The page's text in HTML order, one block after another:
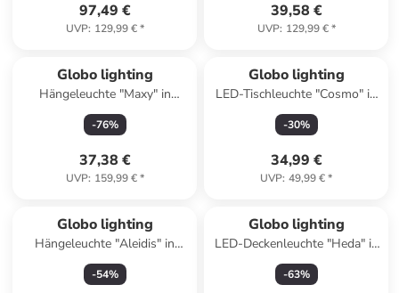
97,49 €
UVP: 129,99 €*
39,58 €
UVP: 129,99 €*
Globo lighting
Hängeleuchte "Maxy" in
Silber/ Schwarz - Ø 29 cm
-76%
37,38 €
UVP: 159,99 €*
Globo lighting
LED-Tischleuchte "Cosmo" in
Silber - (B)12 x (H)22,5 x
(T)11 cm
-30%
34,99 €
UVP: 49,99 €*
Globo lighting
Hängeleuchte "Aleidis" in
Schwarz/ Hellbraun - (B)67 x
(H)120 x (T)33 cm
-54%
Globo lighting
LED-Deckenleuchte "Heda" in
Silber- (H)7 x Ø 35 cm
-63%